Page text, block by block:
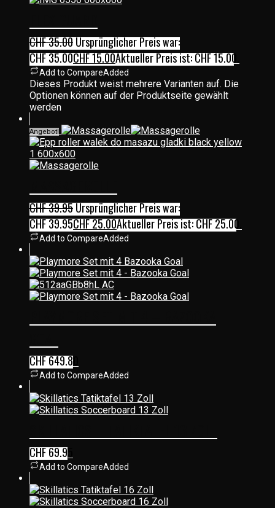
CHF35.00Ursprünglicher Preis war:
CHF 35.00CHF15.00Aktueller Preis ist: CHF 15.00.
Add to CompareAdded
Dieses Produkt weist mehrere Varianten auf. Die
Optionen können auf der Produktseite gewählt
werden
Angebot!
CHF39.95Ursprünglicher Preis war:
CHF 39.95CHF25.00Aktueller Preis ist: CHF 25.00.
Add to CompareAdded
CHF649.80
Add to CompareAdded
CHF69.95
Add to CompareAdded